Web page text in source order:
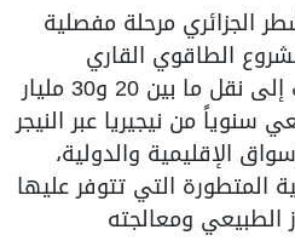
مرحلة مفصلية
الطاقوي القاري
الاستراتيجي، الذي يهدف إلى نقل ما بين 20 و30 مليار
من نيجيريا عبر النيجر
الإقليمية والدولية،
المتطورة التي تتوفر عليها
ومعالجته